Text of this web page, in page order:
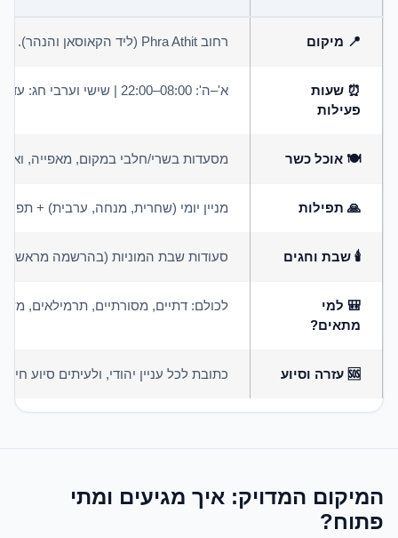
📍 מיקום רחוב Phra Athit (ליד הקאוסאן והנהר). מיקום נגיש ומרכזי.
⏰ שעות
פעילות
א'–ה': 08:00–22:00 | שישי וערבי חג: עד כניסת השבת.
🍽️ אוכל כשר מסעדות בשרי/חלבי במקום, מאפייה,
🙏 תפילות מניין יומי (שחרית, מנחה, ערבית) +
🕯️ שבת וחגים סעודות שבת המוניות (בהרשמה מראש
🎒 למי
מתאים?
לכולם: דתיים, מסורתיים, תרמילאים,
🆘 עזרה וסיוע כתובת לכל עניין יהודי, ולעיתים סיוע
המיקום המדויק: איך מגיעים ומתי
פתוח?